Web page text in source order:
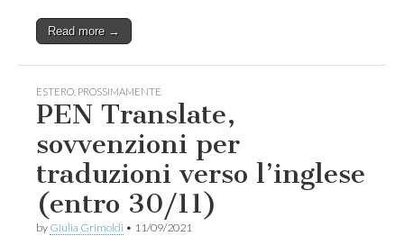
Read more →
ESTERO PROSSIMAMENTE
PEN Translate,
sovvenzioni per
traduzioni verso l’inglese
(entro 30/11)
by Giulia Grimoldi • 11/09/2021